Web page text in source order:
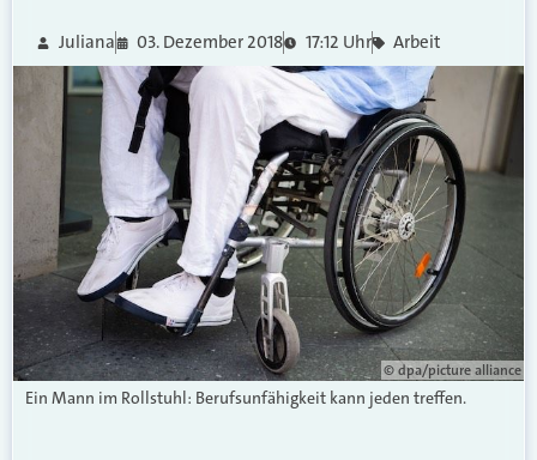
Juliana 03. Dezember 2018 17:12 Uhr Arbeit
© dpa/picture alliance
Ein Mann im Rollstuhl: Berufsunfähigkeit kann jeden treffen.